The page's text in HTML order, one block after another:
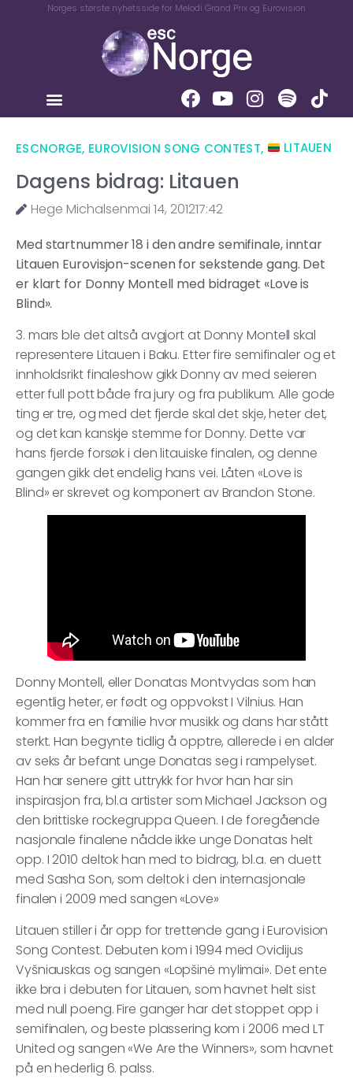
Norges største nyhetsside for Melodi Grand Prix og Eurovision
ESCNORGE, EUROVISION SONG CONTEST, LITAUEN
Dagens bidrag: Litauen
Hege Michalsenmai 14, 201217:42
Med startnummer 18 i den andre semifinale, inntar
Litauen Eurovisjon-scenen for sekstende gang. Det
er klart for Donny Montell med bidraget «Love is
Blind».
3. mars ble det altså avgjort at Donny Montell skal
representere Litauen i Baku. Etter fire semifinaler og et
innholdsrikt finaleshow gikk Donny av med seieren
etter full pott både fra jury og fra publikum. Alle gode
ting er tre, og med det fjerde skal det skje, heter det,
og det kan kanskje stemme for Donny. Dette var
hans fjerde forsøk i den litauiske finalen, og denne
gangen gikk det endelig hans vei. Låten «Love is
Blind» er skrevet og komponert av Brandon Stone.
Donny Montell, eller Donatas Montvydas som han
egentlig heter, er født og oppvokst I Vilnius. Han
kommer fra en familie hvor musikk og dans har stått
sterkt. Han begynte tidlig å opptre, allerede i en alder
av seks år befant unge Donatas seg i rampelyset.
Han har senere gitt uttrykk for hvor han har sin
inspirasjon fra, bl.a artister som Michael Jackson og
den brittiske rockegruppa Queen. I de foregående
nasjonale finalene nådde ikke unge Donatas helt
opp. I 2010 deltok han med to bidrag, bl.a. en duett
med Sasha Son, som deltok i den internasjonale
finalen i 2009 med sangen «Love»
Litauen stiller i år opp for trettende gang i Eurovision
Song Contest. Debuten kom i 1994 med Ovidijus
Vyšniauskas og sangen «Lopšinė mylimai». Det ente
ikke bra i debuten for Litauen, som havnet helt sist
med null poeng. Fire ganger har det stoppet opp i
semifinalen, og beste plassering kom i 2006 med LT
United og sangen «We Are the Winners», som havnet
på en hederlig 6. palss.